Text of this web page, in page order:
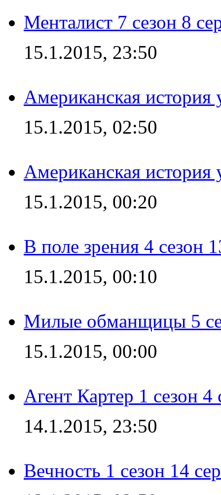
Менталист 7 сезон 8
15.1.2015, 23:50
Американская история
15.1.2015, 02:50
Американская история
15.1.2015, 00:20
В поле зрения 4 сезон
15.1.2015, 00:10
Милые обманщицы 5
15.1.2015, 00:00
Агент Картер 1 сезон 4
14.1.2015, 23:50
Вечность 1 сезон 14